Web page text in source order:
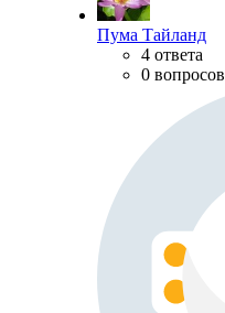
Пума Тайланд
4 ответа
0 вопросов